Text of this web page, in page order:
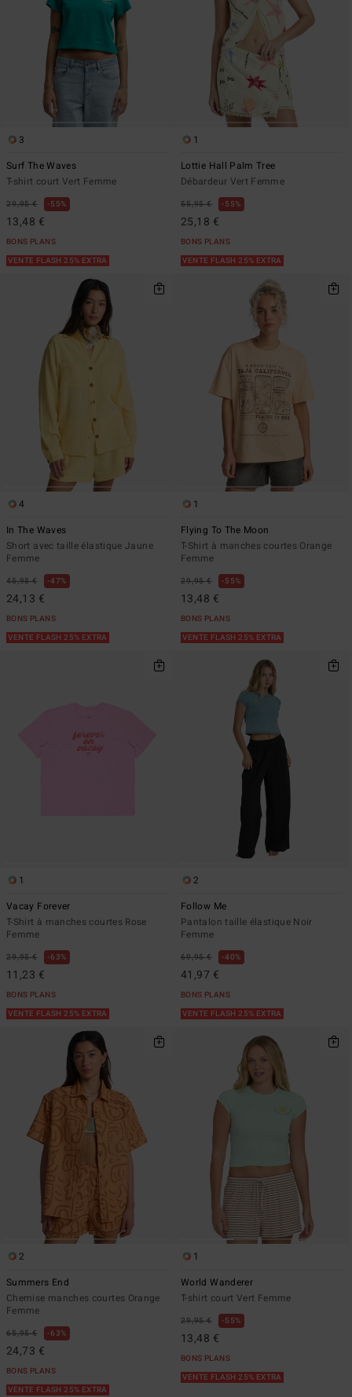
3
Surf The Waves
T-shirt court Vert Femme
29,95 € 55%
13,48 €
BONS PLANS
VENTE FLASH 25% EXTRA
1
Lottie Hall Palm Tree
Débardeur Vert Femme
55,95 € 55%
25,18 €
BONS PLANS
VENTE FLASH 25% EXTRA
4
In The Waves
Short avec taille élastique Jaune
Femme
45,95 € 47%
24,13 €
BONS PLANS
VENTE FLASH 25% EXTRA
1
Flying To The Moon
T-Shirt à manches courtes Orange
Femme
29,95 € 55%
13,48 €
BONS PLANS
VENTE FLASH 25% EXTRA
1
Vacay Forever
T-Shirt à manches courtes Rose
Femme
29,95 € 63%
11,23 €
BONS PLANS
VENTE FLASH 25% EXTRA
2
Follow Me
Pantalon taille élastique Noir
Femme
69,95 € 40%
41,97 €
BONS PLANS
VENTE FLASH 25% EXTRA
2
Summers End
Chemise manches courtes Orange
Femme
65,95 € 63%
24,73 €
BONS PLANS
VENTE FLASH 25% EXTRA
1
World Wanderer
T-shirt court Vert Femme
29,95 € 55%
13,48 €
BONS PLANS
VENTE FLASH 25% EXTRA